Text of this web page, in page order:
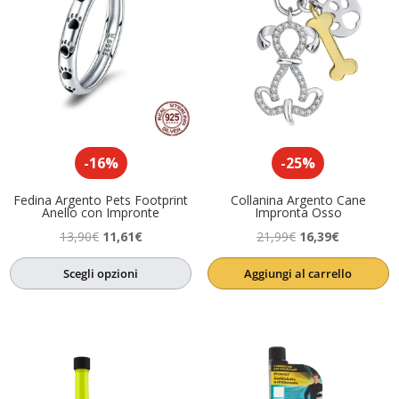
-16%
Fedina Argento Pets Footprint
Anello con Impronte
13,90€ Il
prezzo
originale
11,61€Il
prezzo
Scegli opzioni
-25%
Collanina Argento Cane
Impronta Osso
21,99€ Il
prezzo
originale
16,39€Il
prezzo
attuale
Aggiungi al carrello